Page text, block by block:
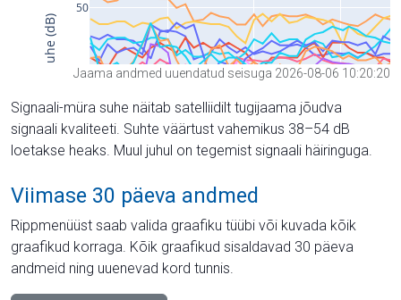
Jaama andmed uuendatud seisuga 2026-08-06 10:20:20
Signaali-müra suhe näitab satelliidilt tugijaama jõudva
signaali kvaliteeti. Suhte väärtust vahemikus 38–54 dB
loetakse heaks. Muul juhul on tegemist signaali häiringuga.
Viimase 30 päeva andmed
Rippmenüüst saab valida graafiku tüübi või kuvada kõik
graafikud korraga. Kõik graafikud sisaldavad 30 päeva
andmeid ning uuenevad kord tunnis.